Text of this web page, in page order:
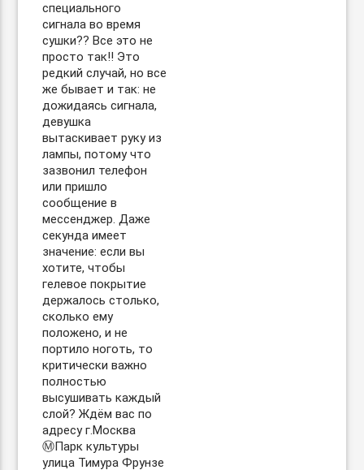
специального
сигнала во время
сушки?? Все это не
просто так‼️ Это
редкий случай, но все
же бывает и так: не
дожидаясь сигнала,
девушка
вытаскивает руку из
лампы, потому что
зазвонил телефон
или пришло
сообщение в
мессенджер. Даже
секунда имеет
значение: если вы
хотите, чтобы
гелевое покрытие
держалось столько,
сколько ему
положено, и не
портило ноготь, то
критически важно
полностью
высушивать каждый
слой? Ждём вас по
адресу г.Москва
Ⓜ️Парк культуры
улица Тимура Фрунзе